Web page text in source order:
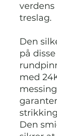
treslag.
Den
på
med
Den